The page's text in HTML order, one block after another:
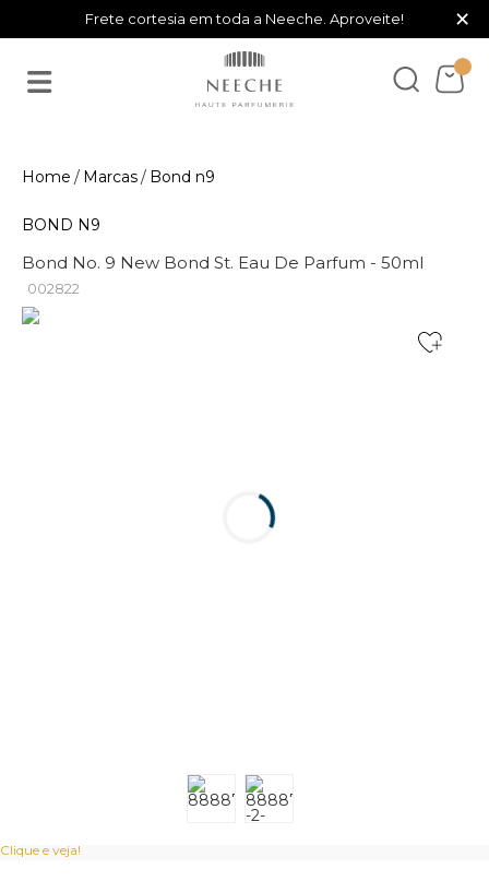
Frete cortesia em toda a Neeche. Aproveite! ×
Marcas Bond n9
BOND N9
Bond No. 9 New Bond St. Eau De Parfum - 50ml
002822
Clique e veja!